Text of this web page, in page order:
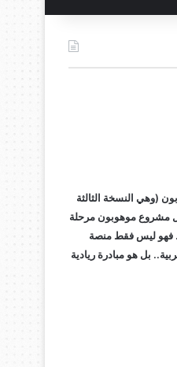
(وهي النسخة الثالثة
في العام 2007) يدخل مشروع موهوبون مرحلة
فهو ليس فقط منصة
بل هو مبادرة ريادية